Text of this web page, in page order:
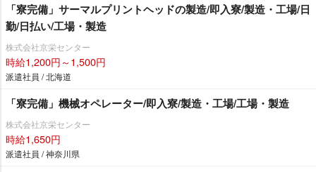
「寮完備」サーマルプリントヘッドの製造/即入寮/製造・工場/日
勤/日払い/工場・製造
株式会社京栄センター
時給1,200円～1,500円
派遣社員 / 北海道
「寮完備」機械オペレーター/即入寮/製造・工場/工場・製造
株式会社京栄センター
時給1,650円
派遣社員 / 神奈川県